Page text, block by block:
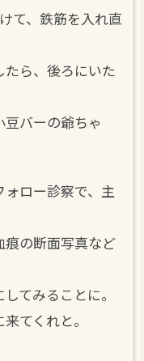
て、鉄筋を入れ直
ら、後ろにいた
バーの爺ちゃ
ロー診察で、主
の断面写真など
てみることに。
てくれと。